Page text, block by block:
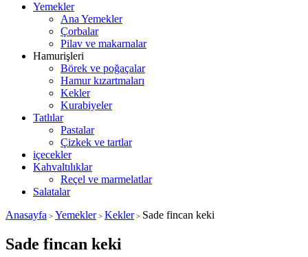
Yemekler
Ana Yemekler
Çorbalar
Pilav ve makarnalar
Hamurişleri
Börek ve poğaçalar
Hamur kızartmaları
Kekler
Kurabiyeler
Tatlılar
Pastalar
Çizkek ve tartlar
içecekler
Kahvaltılıklar
Reçel ve marmelatlar
Salatalar
Anasayfa > Yemekler> Kekler> Sade fincan keki
Sade fincan keki